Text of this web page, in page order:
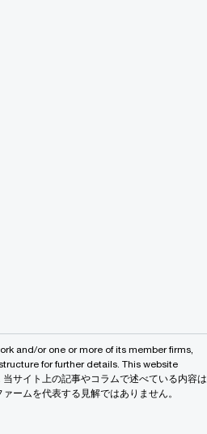
and/or one or more of its member firms,
for further details. This website
サイト上の記事やコラムで述べている内容は
ームを代表する見解ではありません。